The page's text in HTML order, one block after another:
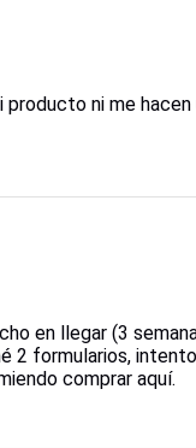
ni me
en llegar (3
2 formularios,
comprar aquí.